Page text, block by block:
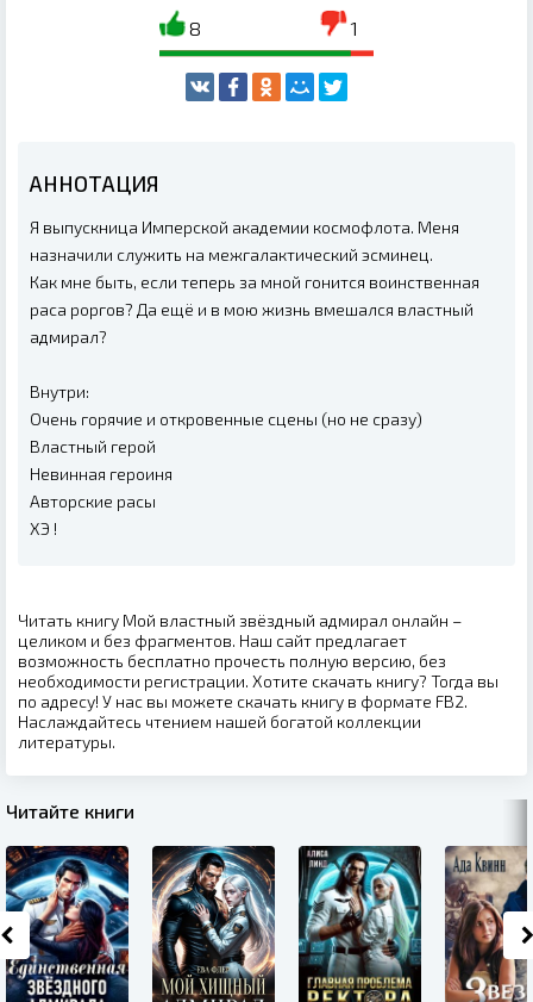
8 1
АННОТАЦИЯ
Я выпускница Имперской академии космофлота. Меня
назначили служить на межгалактический эсминец.
Как мне быть, если теперь за мной гонится воинственная
раса роргов? Да ещё и в мою жизнь вмешался властный
адмирал?
Внутри:
Очень горячие и откровенные сцены (но не сразу)
Властный герой
Невинная героиня
Авторские расы
ХЭ !
Читать книгу Мой властный звёздный адмирал онлайн –
целиком и без фрагментов. Наш сайт предлагает
возможность бесплатно прочесть полную версию, без
необходимости регистрации. Хотите скачать книгу? Тогда вы
по адресу! У нас вы можете скачать книгу в формате FB2.
Наслаждайтесь чтением нашей богатой коллекции
литературы.
Читайте книги